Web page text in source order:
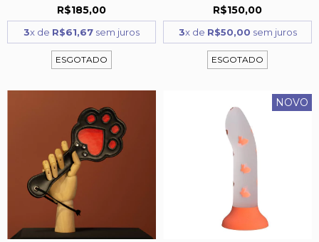
R$185,00
3x de R$61,67 sem juros
ESGOTADO
R$150,00
3x de R$50,00 sem juros
ESGOTADO
NOVO